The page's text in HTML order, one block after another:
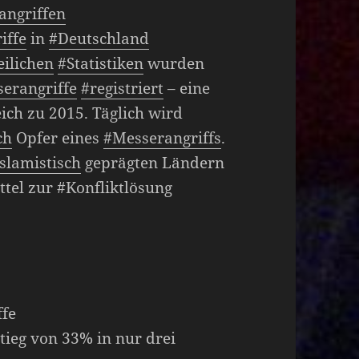
in#Deutschland
#Statistikenwurden
#registriert– eine
zu 2015. Täglich wird
Opfer eines#Messerangriffs.
geprägten Ländern
zur #Konfliktlösung
von 33% in nur drei